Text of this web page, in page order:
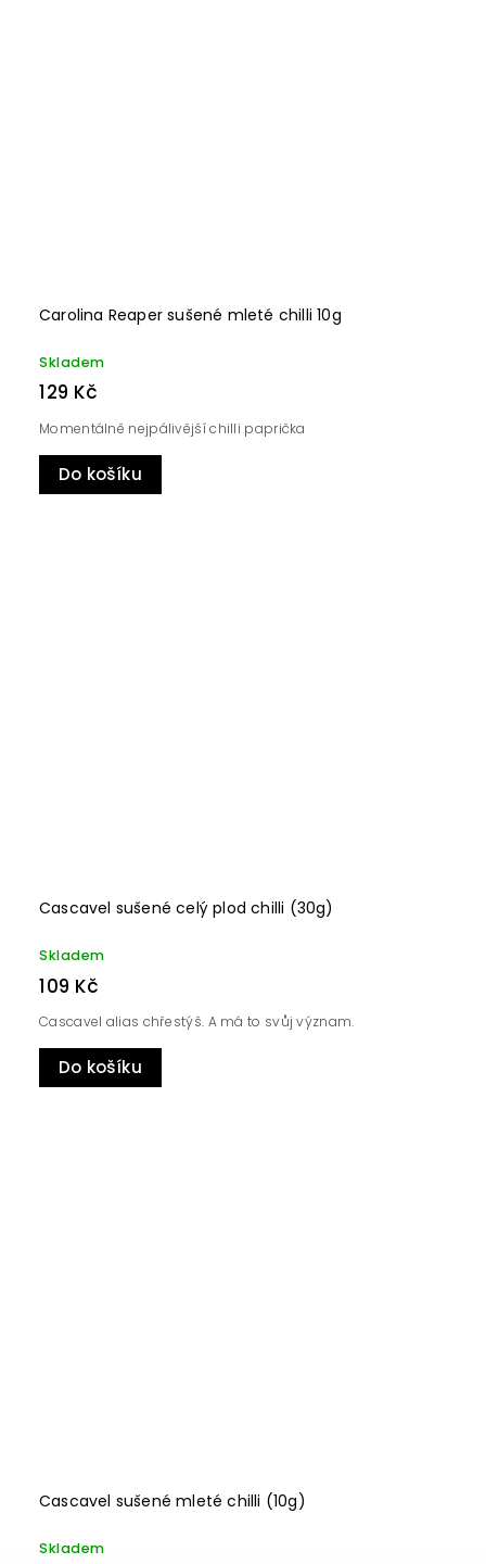
Carolina Reaper sušené mleté chilli 10g
Skladem
129 Kč
Do košíku
Momentálně nejpálivější chilli paprička
Cascavel sušené celý plod chilli (30g)
Skladem
109 Kč
Do košíku
Cascavel alias chřestýš. A má to svůj význam.
Cascavel sušené mleté chilli (10g)
Skladem